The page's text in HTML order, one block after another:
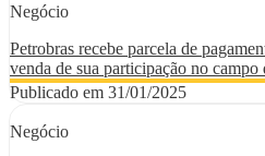
Negócio
Petrobras recebe parcela de
venda de sua participação no
Publicado em 31/01/2025
Negócio